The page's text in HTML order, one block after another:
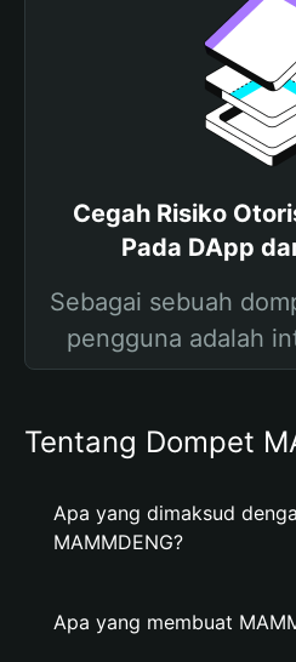
Cegah Risiko
Pada DApp
Sebagai sebuah
pengguna adalah
Tentang Dompet
Apa yang dimaksud
MAMMDENG?
Apa yang membuat